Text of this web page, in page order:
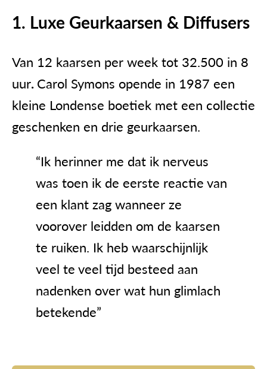
1. Luxe Geurkaarsen & Diffusers
Van 12 kaarsen per week tot 32.500 in 8
uur.Carol Symons opende in 1987 een
kleine Londense boetiek met een collectie
geschenken en drie geurkaarsen.
“Ik herinner me dat ik nerveus
was toen ik de eerste reactie van
een klant zag wanneer ze
voorover leidden om de kaarsen
te ruiken. Ik heb waarschijnlijk
veel te veel tijd besteed aan
nadenken over wat hun glimlach
betekende”